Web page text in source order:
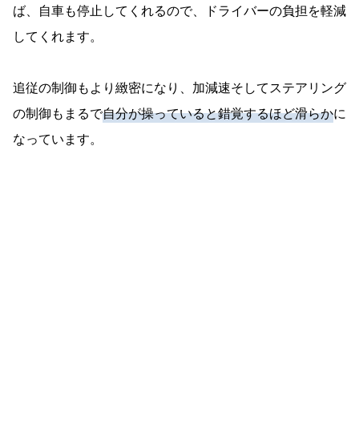
ば、自車も停止してくれるので、ドライバーの負担を軽減
してくれます。
追従の制御もより緻密になり、加減速そしてステアリング
の制御もまるで自分が操っていると錯覚するほど滑らかに
なっています。